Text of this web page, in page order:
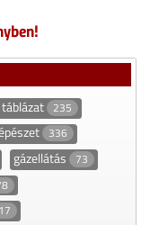
235
336
gázellátás 73